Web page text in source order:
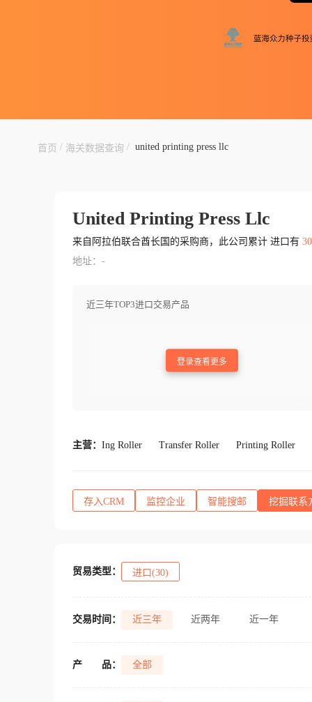
首页 / 海关数据查询 / united printing press llc
United Printing Press Llc
来自阿拉伯联合酋长国的采购商，此公司累计 进口有 30
地址：-
近三年TOP3进口交易产品
登录查看更多
主营： Ing Roller Transfer Roller Printing Roller
存入CRM 监控企业 智能搜邮 挖掘联系
贸易类型： 进口(30)
交易时间： 近三年 近两年 近一年
产 品： 全部